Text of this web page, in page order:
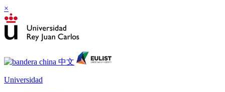
×
Universidad